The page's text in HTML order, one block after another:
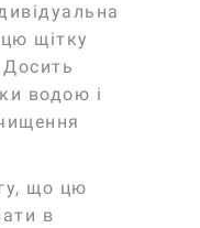
щітку
водою і
що цю
в